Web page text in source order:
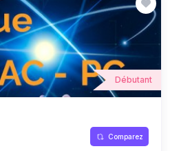
Débutant
Comparez